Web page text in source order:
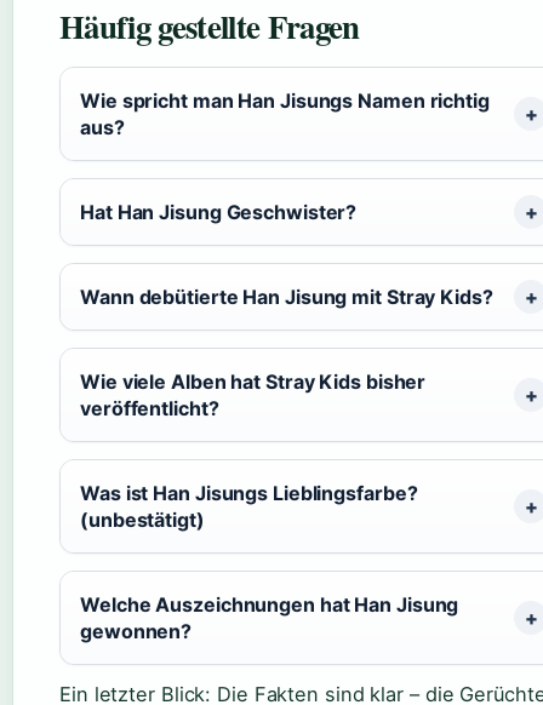
Häufig gestellte Fragen
Wie spricht man Han Jisungs Namen richtig
aus?
Hat Han Jisung Geschwister?
Wann debütierte Han Jisung mit Stray Kids?
Wie viele Alben hat Stray Kids bisher
veröffentlicht?
Was ist Han Jisungs Lieblingsfarbe?
(unbestätigt)
Welche Auszeichnungen hat Han Jisung
gewonnen?
Ein letzter Blick: Die Fakten sind klar – die